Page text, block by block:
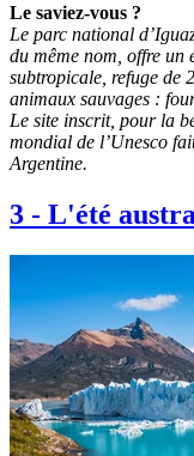
Le saviez-vous ?
Le parc national
du même nom, offre un
subtropicale, refuge de
animaux sauvages :
Le site inscrit, pour la
mondial de l’Unesco
Argentine.
3 - L'été